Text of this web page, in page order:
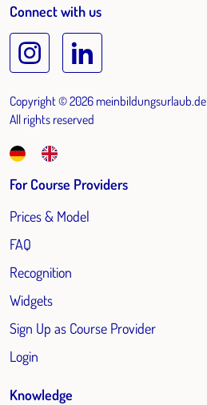
Connect with us
Copyright © 2026 meinbildungsurlaub.de
All rights reserved
For Course Providers
Prices & Model
FAQ
Recognition
Widgets
Sign Up as Course Provider
Login
Knowledge